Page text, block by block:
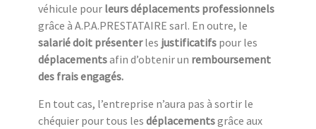
véhicule pour leurs déplacements professionnels
grâce à A.P.A.PRESTATAIRE sarl. En outre, le
salarié doit présenterles justificatifs pour les
déplacementsafin d’obtenir un remboursement
des frais engagés.
En tout cas, l’entreprise n’aura pas à sortir le
chéquier pour tous les déplacementsgrâce aux